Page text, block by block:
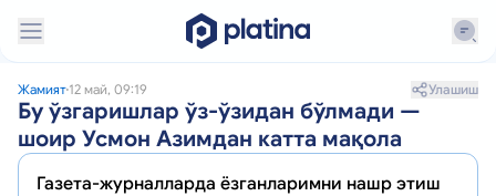
Жамият 12 май, 09:19 Улашиш
Бу ўзгаришлар ўз-ўзидан бўлмади —
шоир Усмон Азимдан катта мақола
Газета-журналларда ёзганларимни нашр этиш